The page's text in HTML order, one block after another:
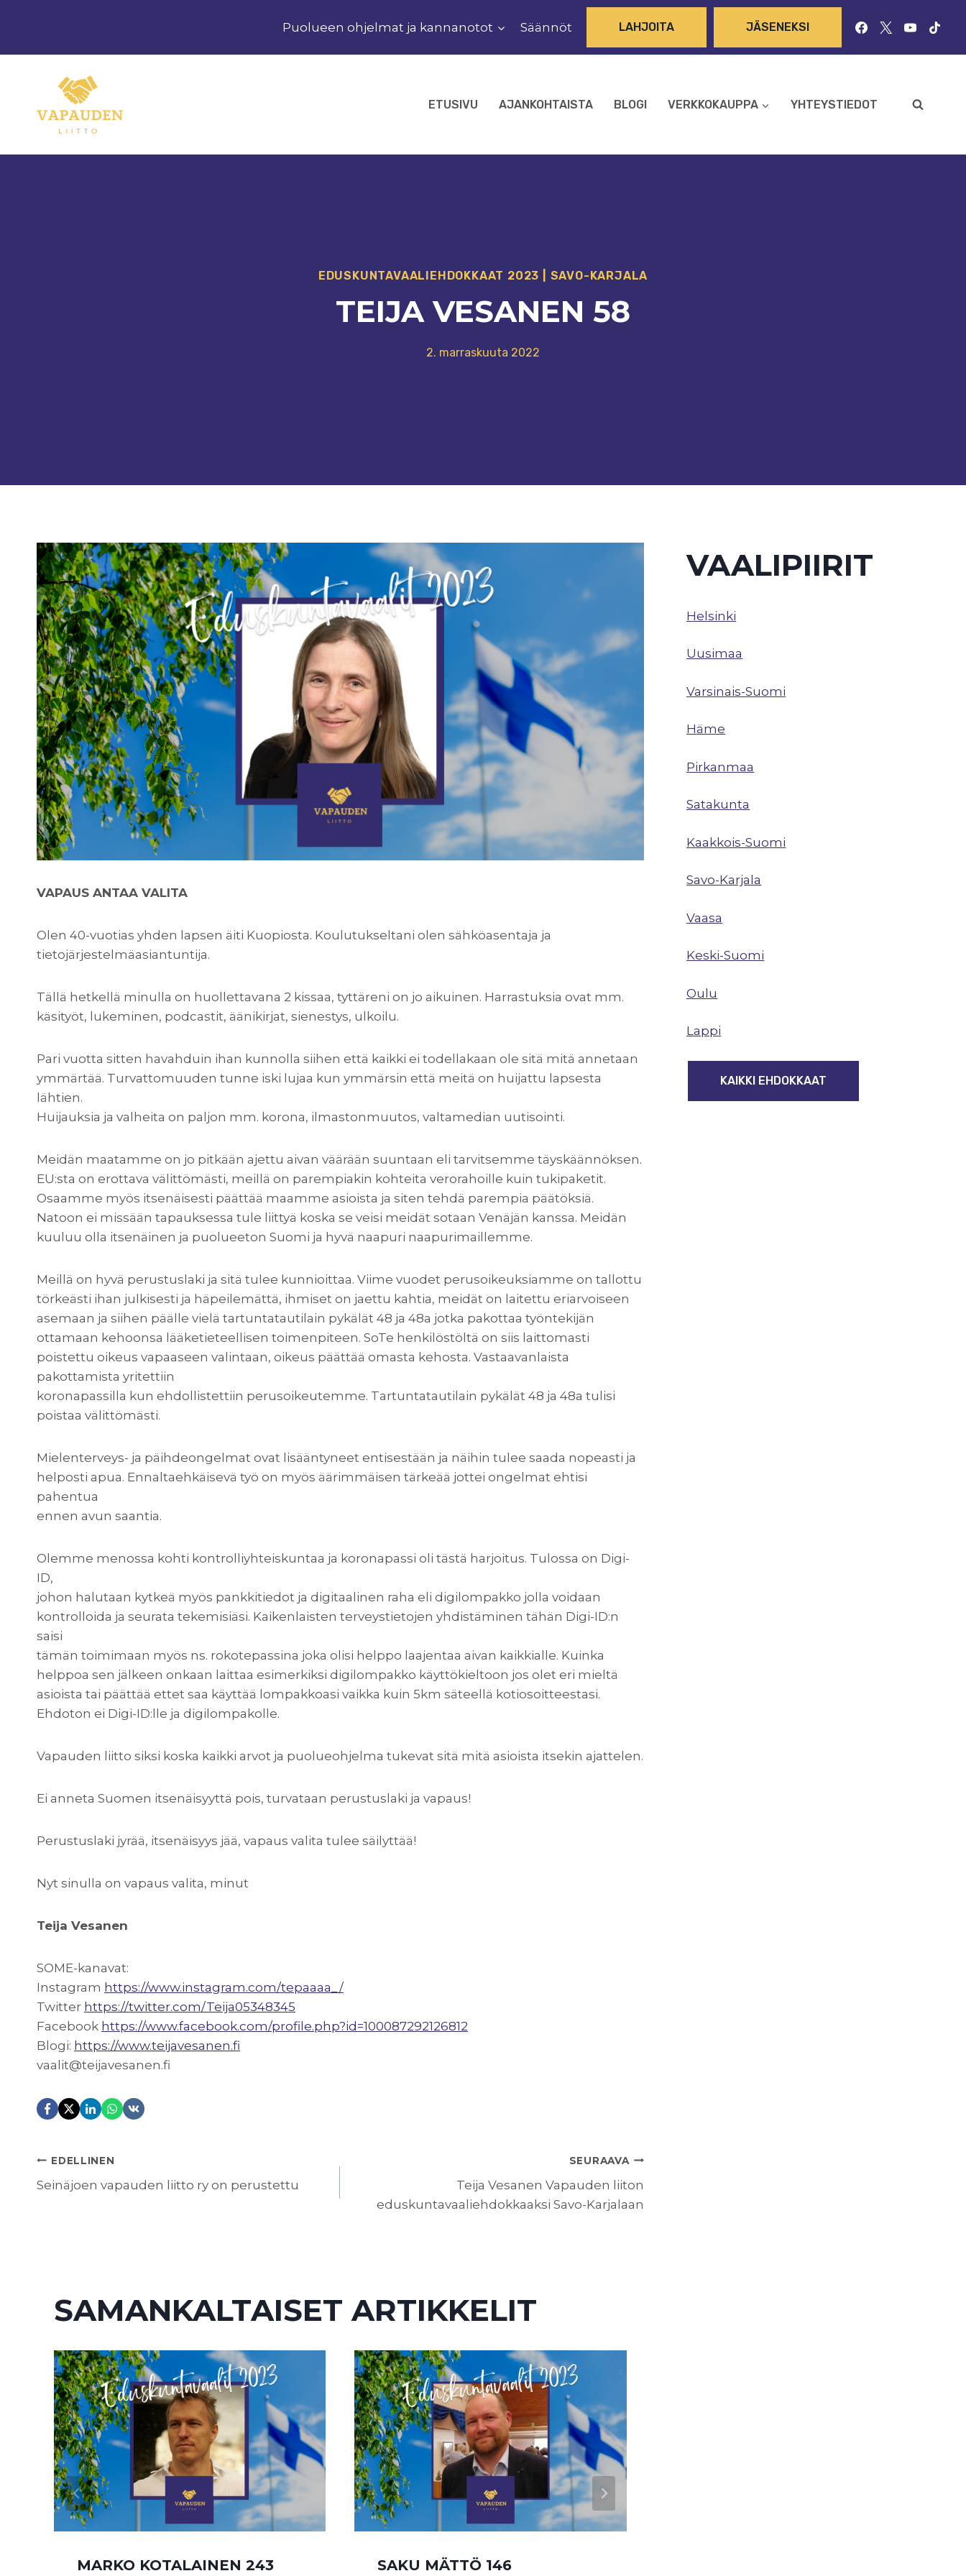
Puolueen ohjelmat ja kannanotot Säännöt LAHJOITA JÄSENEKSI
ETUSIVU AJANKOHTAISTA BLOGI VERKKOKAUPPA YHTEYSTIEDOT
EDUSKUNTAVAALI­EHDOKKAAT 2023 SAVO-KARJALA
TEIJA VESANEN 58
2. marraskuuta 2022
VAPAUS ANTAA VALITA
Olen 40-vuotias yhden lapsen äiti Kuopiosta. Koulutukseltani olen sähköasentaja ja
tietojärjestelmäasiantuntija.
Tällä hetkellä minulla on huollettavana 2 kissaa, tyttäreni on jo aikuinen. Harrastuksia ovat mm.
käsityöt, lukeminen, podcastit, äänikirjat, sienestys, ulkoilu.
Pari vuotta sitten havahduin ihan kunnolla siihen että kaikki ei todellakaan ole sitä mitä annetaan
ymmärtää. Turvattomuuden tunne iski lujaa kun ymmärsin että meitä on huijattu lapsesta
lähtien.
Huijauksia ja valheita on paljon mm. korona, ilmastonmuutos, valtamedian uutisointi.
Meidän maatamme on jo pitkään ajettu aivan väärään suuntaan eli tarvitsemme täyskäännöksen.
EU:sta on erottava välittömästi, meillä on parempiakin kohteita verorahoille kuin tukipaketit.
Osaamme myös itsenäisesti päättää maamme asioista ja siten tehdä parempia päätöksiä.
Natoon ei missään tapauksessa tule liittyä koska se veisi meidät sotaan Venäjän kanssa. Meidän
kuuluu olla itsenäinen ja puolueeton Suomi ja hyvä naapuri naapurimaillemme.
Meillä on hyvä perustuslaki ja sitä tulee kunnioittaa. Viime vuodet perusoikeuksiamme on tallottu
törkeästi ihan julkisesti ja häpeilemättä, ihmiset on jaettu kahtia, meidät on laitettu eriarvoiseen
asemaan ja siihen päälle vielä tartuntatautilain pykälät 48 ja 48a jotka pakottaa työntekijän
ottamaan kehoonsa lääketieteellisen toimenpiteen. SoTe henkilöstöltä on siis laittomasti
poistettu oikeus vapaaseen valintaan, oikeus päättää omasta kehosta. Vastaavanlaista
pakottamista yritettiin
koronapassilla kun ehdollistettiin perusoikeutemme. Tartuntatautilain pykälät 48 ja 48a tulisi
poistaa välittömästi.
Mielenterveys- ja päihdeongelmat ovat lisääntyneet entisestään ja näihin tulee saada nopeasti ja
helposti apua. Ennaltaehkäisevä työ on myös äärimmäisen tärkeää jottei ongelmat ehtisi
pahentua
ennen avun saantia.
Olemme menossa kohti kontrolliyhteiskuntaa ja koronapassi oli tästä harjoitus. Tulossa on Digi-
ID,
johon halutaan kytkeä myös pankkitiedot ja digitaalinen raha eli digilompakko jolla voidaan
kontrolloida ja seurata tekemisiäsi. Kaikenlaisten terveystietojen yhdistäminen tähän Digi-ID:n
saisi
tämän toimimaan myös ns. rokotepassina joka olisi helppo laajentaa aivan kaikkialle. Kuinka
helppoa sen jälkeen onkaan laittaa esimerkiksi digilompakko käyttökieltoon jos olet eri mieltä
asioista tai päättää ettet saa käyttää lompakkoasi vaikka kuin 5km säteellä kotiosoitteestasi.
Ehdoton ei Digi-ID:lle ja digilompakolle.
Vapauden liitto siksi koska kaikki arvot ja puolueohjelma tukevat sitä mitä asioista itsekin ajattelen.
Ei anneta Suomen itsenäisyyttä pois, turvataan perustuslaki ja vapaus!
Perustuslaki jyrää, itsenäisyys jää, vapaus valita tulee säilyttää!
Nyt sinulla on vapaus valita, minut
Teija Vesanen
SOME-kanavat:
Instagram https://www.instagram.com/tepaaaa_/
Twitter https://twitter.com/Teija05348345
Facebook https://www.facebook.com/profile.php?id=100087292126812
Blogi: https://www.teijavesanen.fi
vaalit@teijavesanen.fi
ARTIKKELIEN
EDELLINEN
Seinäjoen vapauden liitto ry on perustettu
SEURAAVA
Teija Vesanen Vapauden liiton
eduskuntavaaliehdokkaaksi Savo-Karjalaan
SAMANKALTAISET ARTIKKELIT
MARKO KOTALAINEN 243 SAKU MÄTTÖ 146
VAALIPIIRIT
Helsinki
Uusimaa
Varsinais-Suomi
Häme
Pirkanmaa
Satakunta
Kaakkois-Suomi
Savo-Karjala
Vaasa
Keski-Suomi
Oulu
Lappi
KAIKKI EHDOKKAAT